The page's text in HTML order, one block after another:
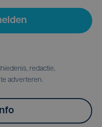
redactie,
adverteren.